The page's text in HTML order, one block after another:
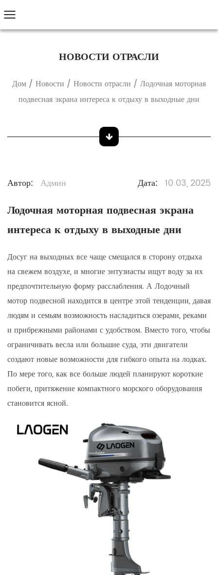
НОВОСТИ ОТРАСЛИ
Дом / Новости / Новости отрасли / Лодочная моторная
подвесная экрана интереса к отдыху в выходные дни
Автор: Админ Дата: 10 03, 2025
Лодочная моторная подвесная экрана
интереса к отдыху в выходные дни
Досуг на выходных все чаще смещался в сторону отдыха
на свежем воздухе, и многие энтузиасты ищут воду за их
предпочтительную форму расслабления. АЛодочный
мотор подвесной находится в центре этой тенденции, давая
людям и семьям возможность насладиться озерами, реками
и прибрежными районами с удобством. Вместо того, чтобы
ограничивать весла или большие суда, эти двигатели
создают новые возможности для гибкого опыта на лодках.
По мере того, как все больше людей планируют короткие
побеги, притяжение компактного морского оборудования
становится ясной.